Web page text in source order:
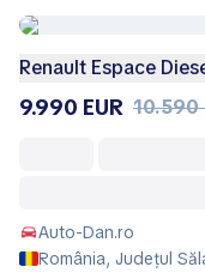
Renault Espace
9.990 EUR 10.590
Auto-Dan.ro
România, Județul